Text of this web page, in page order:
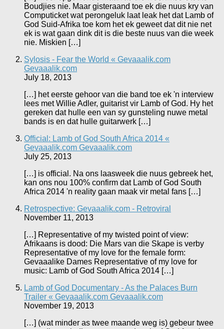
Boudjies nie. Maar gisteraand toe ek die nuus kry van
Computicket wat perongeluk laat leak het dat Lamb of
God Suid-Afrika toe kom het ek geweet dat dit nie net
ek is wat gaan dink dit is die beste nuus van die week
nie. Miskien […]
Sylosis - Fear the World « Gevaaalik.com
Gevaaalik.com
July 18, 2013
[…] het eerste gehoor van die band toe ek 'n interview
lees met Willie Adler, guitarist vir Lamb of God. Hy het
gereken dat hulle een van sy gunsteling nuwe metal
bands is en dat hulle guitarwerk […]
Official: Lamb of God South Africa 2014 «
Gevaaalik.com Gevaaalik.com
July 25, 2013
[…] is official. Na ons laasweek die nuus gebreek het,
kan ons nou 100% confirm dat Lamb of God South
Africa 2014 'n reality gaan maak vir metal fans […]
Retrospective: Gevaaalik.com - Retroviral
November 11, 2013
[…] Representative of my twisted point of view:
Afrikaans is dood: Die Mars van die Skape is verby
Representative of my love for the female form:
Gevaaalike Dames Representative of my love for
music: Lamb of God South Africa 2014 […]
Lamb of God Documentary - As the Palaces Burn
Trailer « Gevaaalik.com Gevaaalik.com
November 19, 2013
[…] (wat minder as twee maande weg is) gebeur twee